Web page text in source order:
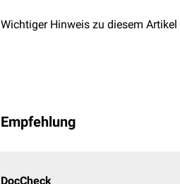
Wichtiger Hinweis zu diesem Artikel
Empfehlung
DocCheck